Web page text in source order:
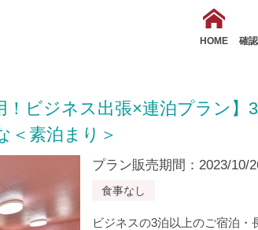
HOME 確
ビジネス出張×連泊プラン】
＜素泊まり＞
プラン販売期間：2023/10/
食事なし
ビジネスの3泊以上のご宿泊・